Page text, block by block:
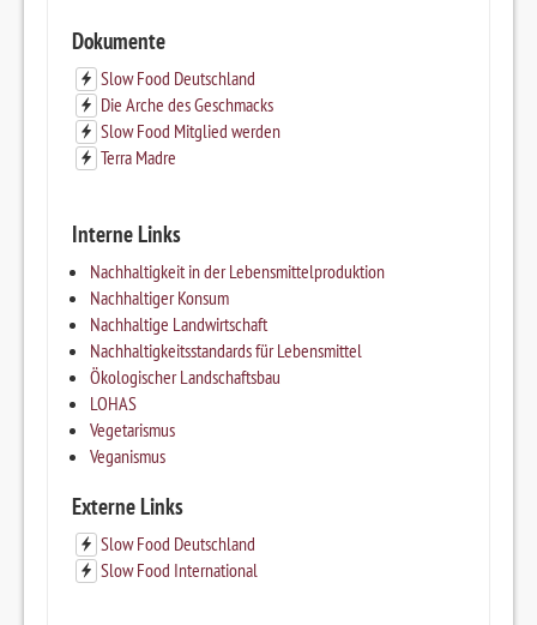
Dokumente
Slow Food Deutschland
Die Arche des Geschmacks
Slow Food Mitglied werden
Terra Madre
Interne Links
Nachhaltigkeit in der Lebensmittelproduktion
Nachhaltiger Konsum
Nachhaltige Landwirtschaft
Nachhaltigkeitsstandards für Lebensmittel
Ökologischer Landschaftsbau
LOHAS
Vegetarismus
Veganismus
Externe Links
Slow Food Deutschland
Slow Food International